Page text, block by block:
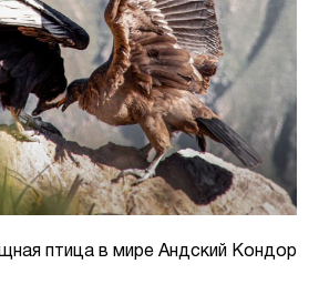
птица в мире Андский Кондор